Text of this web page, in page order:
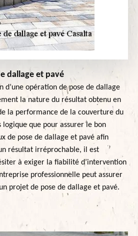
dallage et pavé
d’une opération de pose de dallage
la nature du résultat obtenu en
la performance de la couverture du
logique que pour assurer le bon
de pose de dallage et pavé afin
résultat irréprochable, il est
à exiger la fiabilité d’intervention
professionnelle peut assurer
projet de pose de dallage et pavé.